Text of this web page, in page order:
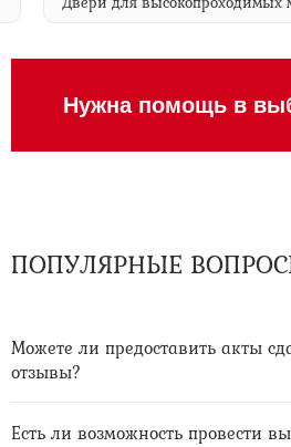
Нужна помощь в
ПОПУЛЯРНЫЕ
Можете ли предоставить акты
отзывы?
Есть ли возможность провести